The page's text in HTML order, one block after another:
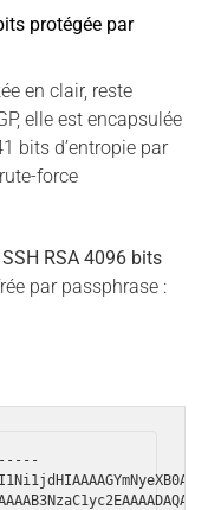
protégée par
en clair, reste
elle est encapsulée
bits d’entropie par
force
RSA 4096 bits
par passphrase :